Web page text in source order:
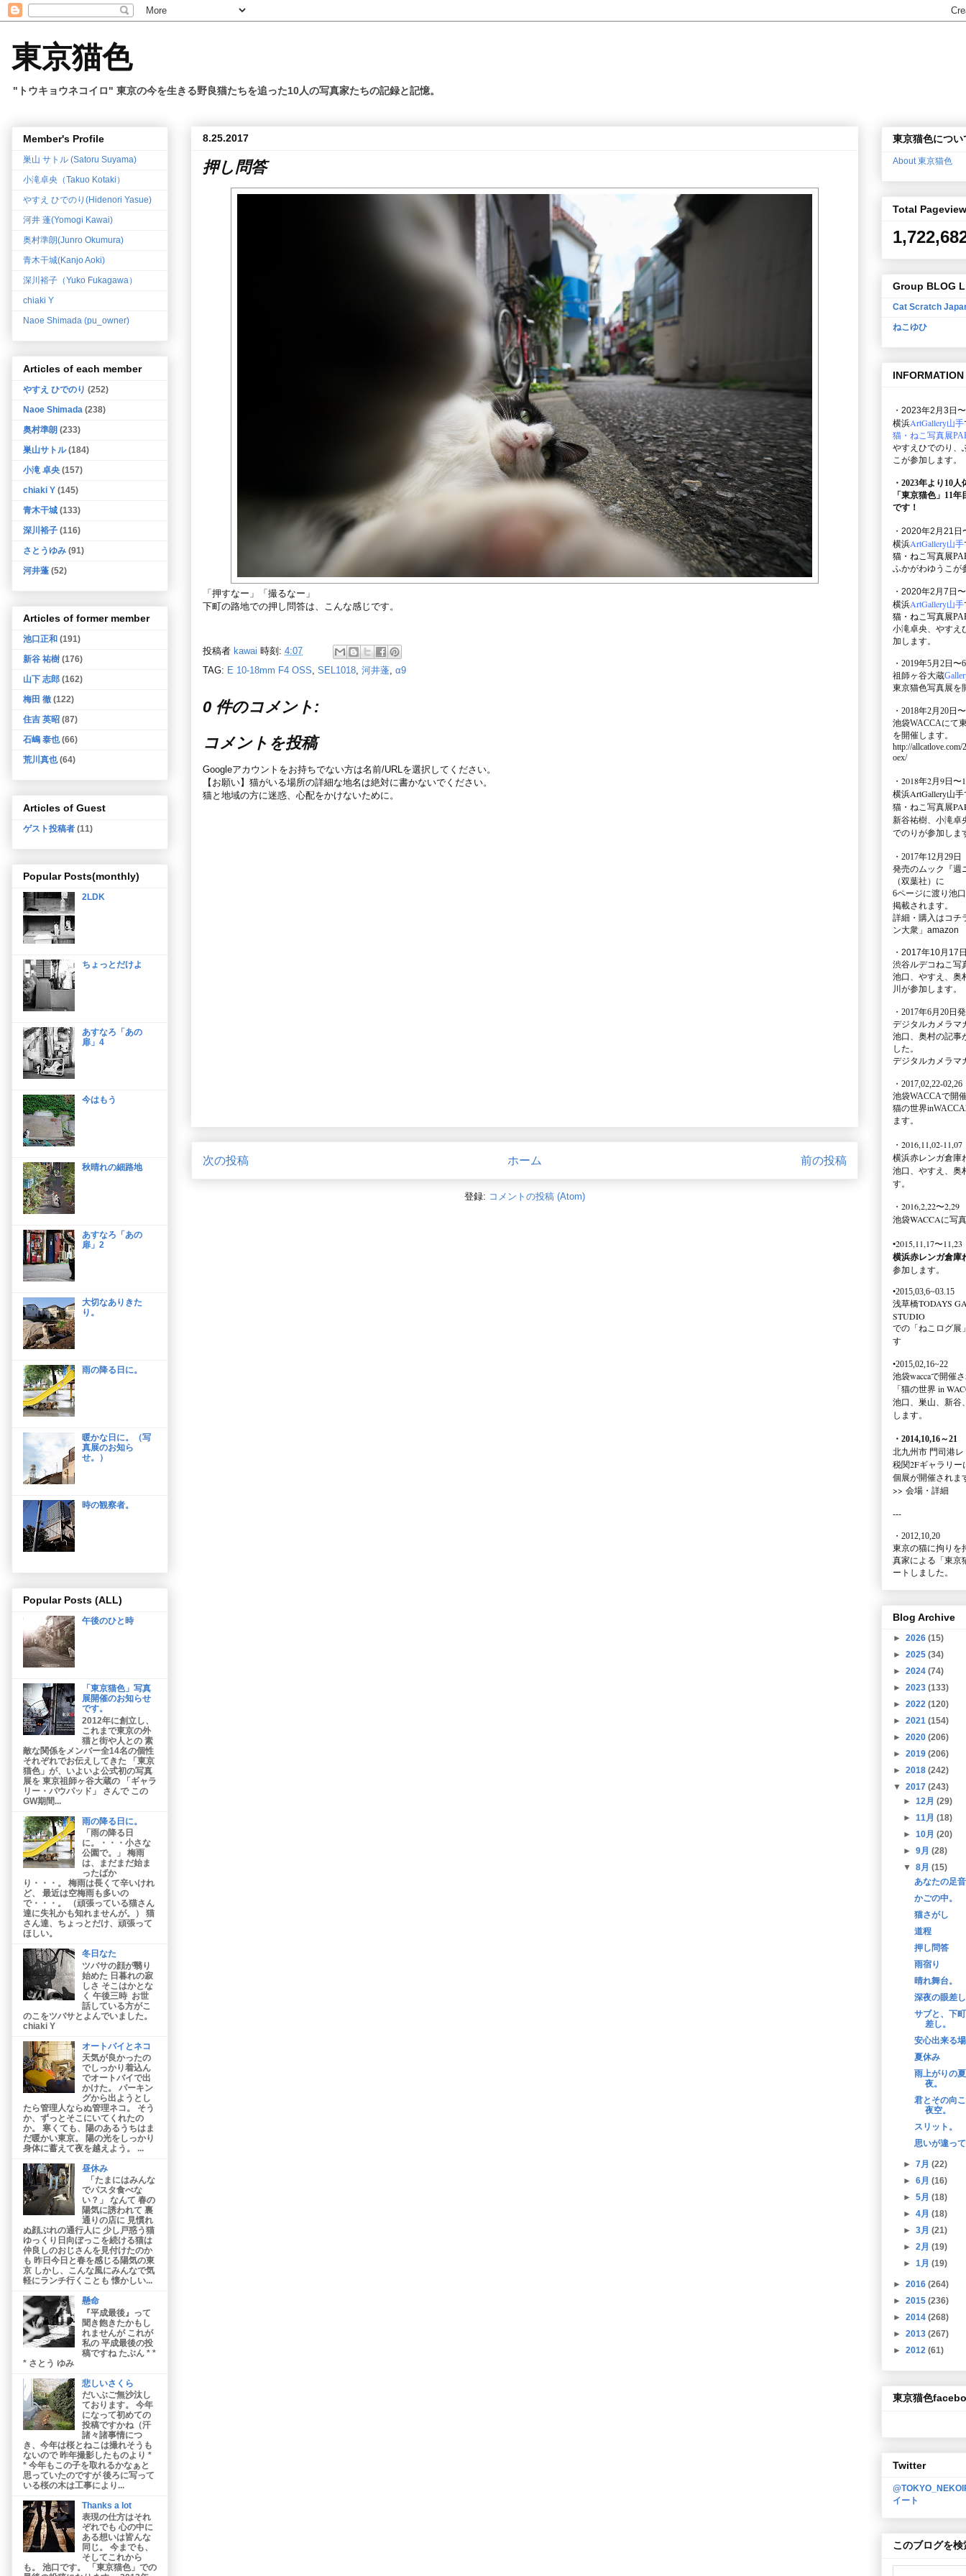
東京猫色
"トウキョウネコイロ" 東京の今を生きる野良猫たちを追った10人の写真家たちの記録と記憶。
8.25.2017
押し問答
「押すなー」「撮るなー」
下町の路地での押し問答は、こんな感じです。
投稿者 kawai 時刻: 4:07
TAG: E 10-18mm F4 OSS, SEL1018, 河井蓬, α9
0 件のコメント:
コメントを投稿
Googleアカウントをお持ちでない方は名前/URLを選択してください。
【お願い】猫がいる場所の詳細な地名は絶対に書かないでください。
猫と地域の方に迷惑、心配をかけないために。
次の投稿 前の投稿
ホーム
登録: コメントの投稿 (Atom)
Member's Profile
巣山 サトル (Satoru Suyama)
小滝卓央（Takuo Kotaki）
やすえ ひでのり(Hidenori Yasue)
河井 蓬(Yomogi Kawai)
奥村準朗(Junro Okumura)
青木干城(Kanjo Aoki)
深川裕子（Yuko Fukagawa）
chiaki Y
Naoe Shimada (pu_owner)
Articles of each member
やすえ ひでのり (252)
Naoe Shimada (238)
奥村準朗 (233)
巣山サトル (184)
小滝 卓央 (157)
chiaki Y (145)
青木干城 (133)
深川裕子 (116)
さとうゆみ (91)
河井蓬 (52)
Articles of former member
池口正和 (191)
新谷 祐樹 (176)
山下 志郎 (162)
梅田 徹 (122)
住吉 英昭 (87)
石嶋 泰也 (66)
荒川真也 (64)
Articles of Guest
ゲスト投稿者 (11)
Popular Posts(monthly)
2LDK
ちょっとだけよ
あすなろ「あの
扉」4
今はもう
秋晴れの細路地
あすなろ「あの
扉」2
大切なありきた
り。
雨の降る日に。
暖かな日に。（写
真展のお知ら
せ。）
時の観察者。
Popular Posts (ALL)
午後のひと時
「東京猫色」写真
展開催のお知らせ
です。
2012年に創立し、
これまで東京の外
猫と街や人との 素
敵な関係をメンバー全14名の個性
それぞれでお伝えしてきた 「東京
猫色」が、いよいよ公式初の写真
展を 東京祖師ヶ谷大蔵の 「ギャラ
リー・パウパッド」 さんで この
GW期間...
雨の降る日に。
「雨の降る日
に。・・・小さな
公園で。」 梅雨
は、まだまだ始ま
ったばか
り・・・。 梅雨は長くて辛いけれ
ど、 最近は空梅雨も多いの
で・・・。 （頑張っている猫さん
達に失礼かも知れませんが。） 猫
さん達、ちょっとだけ、頑張って
ほしい。
冬日なた
ツバサの顔が翳り
始めた 日暮れの寂
しさ そこはかとな
く 午後三時 お世
話している方がこ
のこをツバサとよんでいました。
chiaki Y
オートバイとネコ
天気が良かったの
でしっかり着込ん
でオートバイで出
かけた。 パーキン
グから出ようとし
たら管理人ならぬ管理ネコ。 そう
か、ずっとそこにいてくれたの
か。 寒くても、陽のあるうちはま
だ暖かい東京。 陽の光をしっかり
身体に蓄えて夜を越えよう。 ...
昼休み
「たまにはみんな
でパスタ食べな
い？」 なんて 春の
陽気に誘われて 裏
通りの店に 見慣れ
ぬ顔ぶれの通行人に 少し戸惑う猫
ゆっくり日向ぼっこを続ける猫は
仲良しのおじさんを見付けたのか
も 昨日今日と春を感じる陽気の東
京 しかし、こんな風にみんなで気
軽にランチ行くことも 懐かしい...
懸命
『平成最後』って
聞き飽きたかもし
れませんが これが
私の 平成最後の投
稿ですね たぶん * *
* さとう ゆみ
悲しいさくら
だいぶご無沙汰し
ております。 今年
になって初めての
投稿ですかね（汗
諸々諸事情につ
き、今年は桜とねこは撮れそうも
ないので 昨年撮影したものより *
* 今年もこの子を取れるかなぁと
思っていたのですが 後ろに写って
いる桜の木は工事により...
Thanks a lot
表現の仕方はそれ
ぞれでも 心の中に
ある想いは皆んな
同じ。 今までも、
そしてこれから
も。 池口です。 「東京猫色」での
東京猫色につい
About 東京猫色
Total
Group BLOG
Cat Scratch
ねこゆひ
INFORMATION
・2023年2月3日
横浜ArtGallery山手
猫・ねこ写真展
やすえひでのり、
こが参加します。
・2023年より10
「東京猫色」 11年
です！
・2020年2月21日
横浜ArtGallery山手
猫・ねこ写真展
ふかがわゆうこが
・2020年2月7日
横浜ArtGallery山手
猫・ねこ写真展
小滝卓央、やすえ
加します。
・2019年5月2日〜
祖師ヶ谷大蔵
東京猫色写真展を
・2018年2月20日
池袋WACCAにて
を開催します。
http://allcatlove.com/
oex/
・2018年2月9日〜
横浜ArtGallery山手
猫・ねこ写真展
新谷祐樹、小滝卓
でのりが参加しま
・ 2017年12月29日
発売のムック
『
（双葉社）に
6ページに渡り 池
掲載されます。
詳細・購入はコ
ン大衆」amazon
・2017年10月17
渋谷ルデコねこ写
池口、やすえ、奥
川が参加します。
・2017年6月20日
デジタルカメラマ
池口、奥村の記事
した。
デジタルカメラマ
・2017,02,22-02,26
池袋WACCAで開
猫の世界
ます。
・2016,11,02-11,07
横浜赤レンガ倉庫
池口、やすえ、奥
す。
・2016,2,22〜2,29
池袋WACCAに写
•2015,11,17〜11,23
横浜赤レンガ倉庫
参加します。
•2015,03,6~03.15
浅草橋TODAYS
STUDIO
での 「ねこログ展
す
•2015,02,16~22
池袋waccaで開催
「猫の世界 in
池口、巣山、新谷
します。
・2014,10,16～21
北九州市 門司港
税関2Fギャラリー
個展が開催されま
>> 会場・詳細
---
・2012,10,20
東京の猫に拘りを
真家による 「東
ートしました。
Blog Archive
► 2026 (15)
► 2025 (34)
► 2024 (74)
► 2023 (133)
► 2022 (120)
► 2021 (154)
► 2020 (206)
► 2019 (206)
► 2018 (242)
▼ 2017 (243)
►12月(29)
►11月(18)
►10月(20)
►9月(28)
▼8月(15)
あなたの足
かごの中。
猫さがし
道程
押し問答
雨宿り
晴れ舞台。
深夜の眼差し
サブと、下
差し。
安心出来る
夏休み
雨上がりの
夜。
君とその向
夜空。
スリット。
思いが違っ
►7月(22)
►6月(16)
►5月(18)
►4月(18)
►3月(21)
►2月(19)
►1月(19)
► 2016 (264)
► 2015 (236)
► 2014 (268)
► 2013 (267)
► 2012 (61)
東京猫色
Twitter
イート
このブログを検